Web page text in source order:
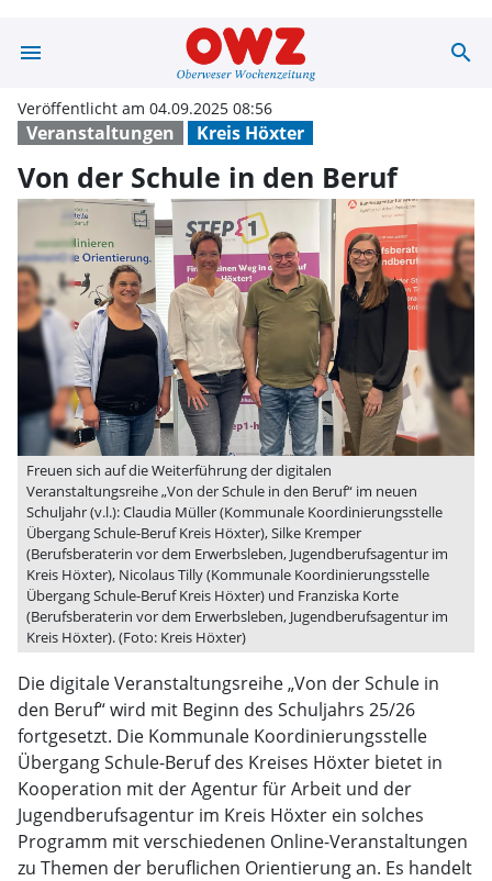
menu Von der Schule
search
Veranstaltungen Kreis Höxter
Veröffentlicht am 04.09.2025 08:56
Von der Schule in den Beruf
Freuen sich auf die Weiterführung der digitalen
Veranstaltungsreihe „Von der Schule in den Beruf“ im neuen
Schuljahr (v.l.): Claudia Müller (Kommunale Koordinierungsstelle
Übergang Schule-Beruf Kreis Höxter), Silke Kremper
(Berufsberaterin vor dem Erwerbsleben, Jugendberufsagentur im
Kreis Höxter), Nicolaus Tilly (Kommunale Koordinierungsstelle
Übergang Schule-Beruf Kreis Höxter) und Franziska Korte
(Berufsberaterin vor dem Erwerbsleben, Jugendberufsagentur im
Kreis Höxter). (Foto: Kreis Höxter)
Die digitale Veranstaltungsreihe „Von der Schule in
den Beruf“ wird mit Beginn des Schuljahrs 25/26
fortgesetzt. Die Kommunale Koordinierungsstelle
Übergang Schule-Beruf des Kreises Höxter bietet in
Kooperation mit der Agentur für Arbeit und der
Jugendberufsagentur im Kreis Höxter ein solches
Programm mit verschiedenen Online-Veranstaltungen
zu Themen der beruflichen Orientierung an. Es handelt